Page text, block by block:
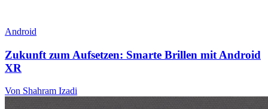
Android
Zukunft zum Aufsetzen: Smarte Brillen mit Android
XR
Von Shahram Izadi